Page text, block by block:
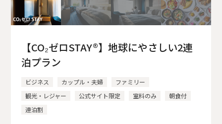
【CO₂ゼロSTAY®】地球にやさしい2連
泊プラン
ビジネス カップル・夫婦
ファミリー
観光・レジャー
公式サイト限定 室料のみ
朝食付
連泊割